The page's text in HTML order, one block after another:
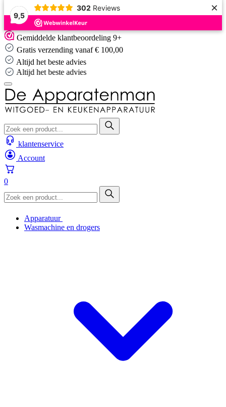
9,5
302 Reviews ×
Skip
to
content
Gemiddelde klantbeoordeling 9+
Gratis verzending vanaf € 100,00
Altijd het beste advies
Altijd het beste advies
klantenservice
Account
0
Apparatuur
Wasmachine en drogers